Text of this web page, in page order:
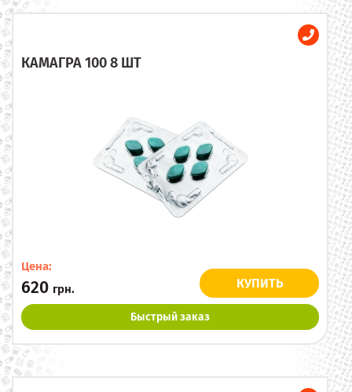
КАМАГРА 100 8 ШТ
Цена:
620 грн. КУПИТЬ
Быстрый заказ